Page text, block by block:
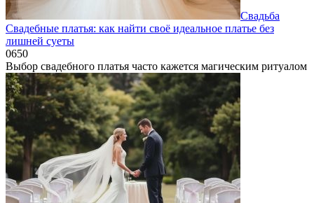
Свадьба
Свадебные платья: как найти своё идеальное платье без
лишней суеты
0650
Выбор свадебного платья часто кажется магическим ритуалом